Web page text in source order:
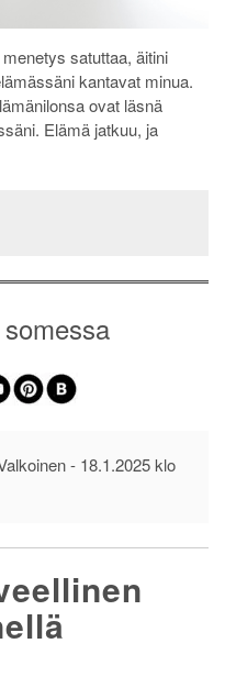
satuttaa, äitini
kantavat minua.
ovat läsnä
Elämä jatkuu, ja
- 18.1.2025 klo